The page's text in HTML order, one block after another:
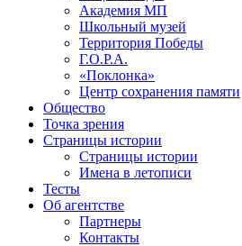
Академия МП
Школьный музей
Территория Победы
Г.О.Р.А.
«Поклонка»
Центр сохранения памяти
Общество
Точка зрения
Страницы истории
Страницы истории
Имена в летописи
Тесты
Об агентстве
Партнеры
Контакты